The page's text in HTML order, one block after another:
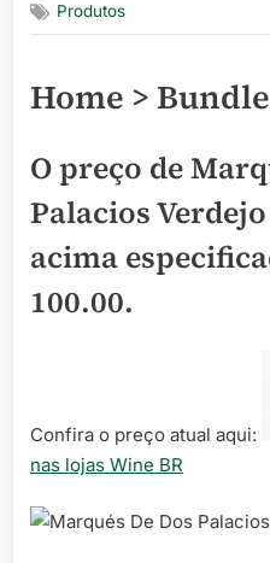
Produtos
Home > Bundle
O preço de
Palacios
acima
100.00.
Confira o preço atual aqui:
nas lojas Wine BR